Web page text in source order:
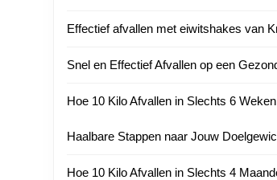
Effectief afvallen met eiwitshakes van
Snel en Effectief Afvallen op een
Hoe 10 Kilo Afvallen in Slechts 6
Haalbare Stappen naar Jouw
Hoe 10 Kilo Afvallen in Slechts 4